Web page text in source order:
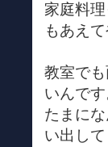
家庭料
もあえ
教室で
いんです
たまに
い出して